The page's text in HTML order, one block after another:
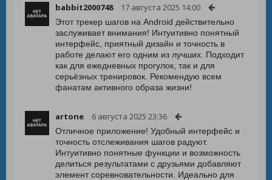
babbit2000748 17 августа 2025 14:00
Этот трекер шагов на Android действительно
заслуживает внимания! Интуитивно понятный
интерфейс, приятный дизайн и точность в
работе делают его одним из лучших. Подходит
как для ежедневных прогулок, так и для
серьёзных тренировок. Рекомендую всем
фанатам активного образа жизни!
artone 6 августа 2025 23:36
Отличное приложение! Удобный интерфейс и
точность отслеживания шагов радуют.
Интуитивно понятные функции и возможность
делиться результатами с друзьями добавляют
элемент соревновательности. Идеально для